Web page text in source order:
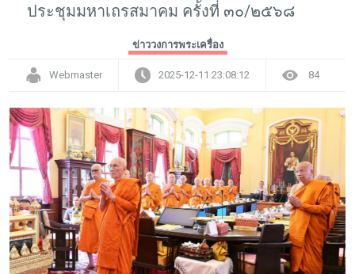
ข่าว
ไลฟ์สไตล์
สังคมออนไลน์
พระดอทกะฉ่อน
กะฉ่อนช้อปปิ้ง
ประชุมมหาเถรสมาคม ครั้งที่ ๓๐/๒๕๖๘
ข่าววงการพระเครื่อง
Webmaster 2025-12-11 23:08:12 84